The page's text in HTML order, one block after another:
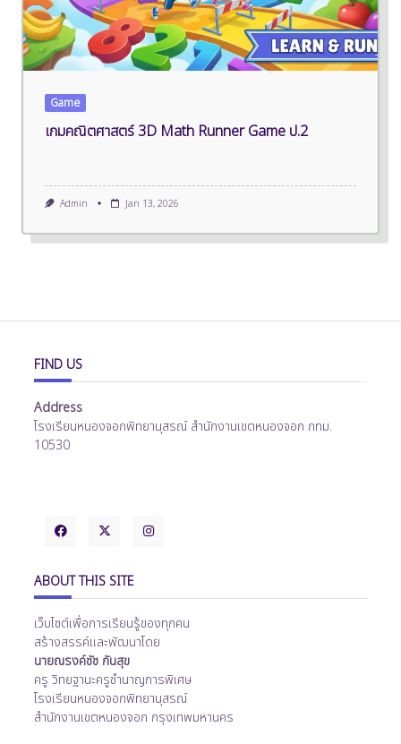
Game
เกมคณิตศาสตร์ 3D Math Runner Game ป.2
Admin Jan 13, 2026
FIND US
Address
โรงเรียนหนองจอกพิทยานุสรณ์ สำนักงานเขตหนองจอก กทม.
10530
ABOUT THIS SITE
เว็บไซต์เพื่อการเรียนรู้ของทุกคน
สร้างสรรค์และพัฒนาโดย
นายณรงค์ชัช กันสุข
ครู วิทยฐานะครูชำนาญการพิเศษ
โรงเรียนหนองจอกพิทยานุสรณ์
สำนักงานเขตหนองจอก กรุงเทพมหานคร